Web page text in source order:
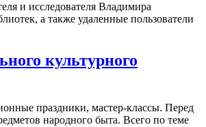
и исследователя Владимира
а также удаленные пользователи
культурного
праздники, мастер-классы. Перед
народного быта. Всего по теме